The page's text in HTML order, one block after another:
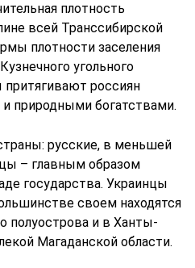
плотность
всей Транссибирской
плотности заселения
угольного
притягивают россиян
природными богатствами.
русские, в меньшей
– главным образом
государства. Украинцы
своем находятся
полуострова и в Ханты-
Магаданской области.